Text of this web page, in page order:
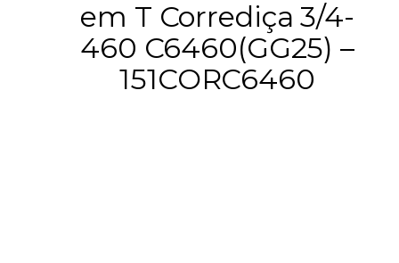
em T Corrediça 3/4-
460 C6460(GG25) –
151CORC6460